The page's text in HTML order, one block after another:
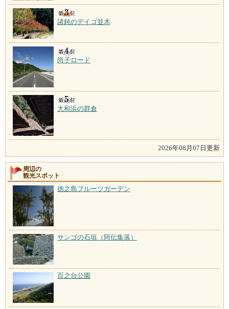
諸鈍のデイゴ並木
尚子ロード
大和浜の群倉
2026年08月07日更新
周辺の
観光スポット
徳之島フルーツガーデン
サンゴの石垣（阿伝集落）
百之台公園